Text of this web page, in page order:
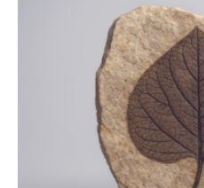
der Ruhr-Universität
und Dr. Ismaila Francis
unbekannten
peroxisomalen
Saccharomyces cerevisiae
Funktionsfähigkeit der
Studie wurde am 28.
Fachzeitschrift…